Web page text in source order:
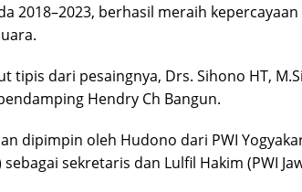
2018–2023, berhasil meraih
tipis dari pesaingnya, Drs. Sihono HT,
Hendry Ch Bangun.
dipimpin oleh Hudono dari PWI
sebagai sekretaris dan Lulfil Hakim (PWI